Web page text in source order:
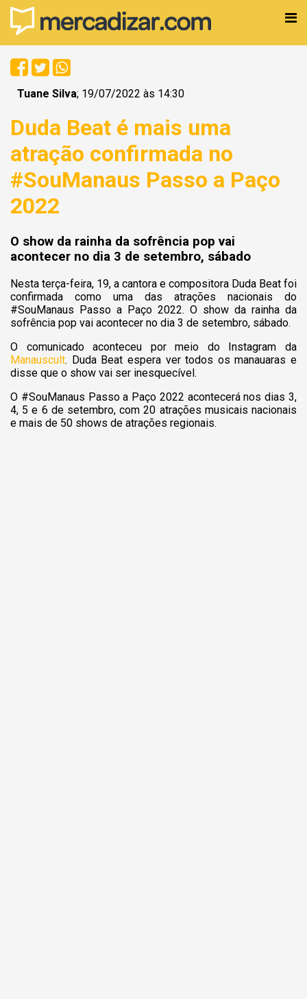
Tuane Silva; 19/07/2022 às 14:30
Duda Beat é mais uma
atração confirmada no
#SouManaus Passo a Paço
2022
O show da rainha da sofrência pop vai
acontecer no dia 3 de setembro, sábado
Nesta terça-feira, 19, a cantora e compositora Duda Beat foi
confirmada como uma das atrações nacionais do
#SouManaus Passo a Paço 2022. O show da rainha da
sofrência pop vai acontecer no dia 3 de setembro, sábado.
O comunicado aconteceu por meio do Instagram da
Manauscult. Duda Beat espera ver todos os manauaras e
disse que o show vai ser inesquecível.
O #SouManaus Passo a Paço 2022 acontecerá nos dias 3,
4, 5 e 6 de setembro, com 20 atrações musicais nacionais
e mais de 50 shows de atrações regionais.